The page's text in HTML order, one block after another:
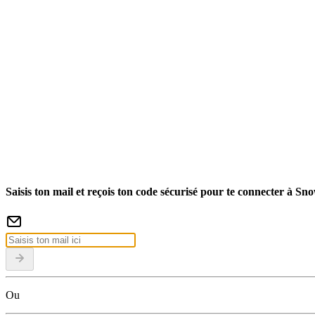
Saisis ton mail et reçois ton code sécurisé pour te connecter à
Ou